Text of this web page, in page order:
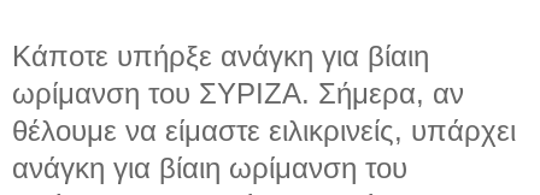
Κάποτε υπήρξε ανάγκη για βίαιη
ωρίμανση του ΣΥΡΙΖΑ. Σήμερα, αν
θέλουμε να είμαστε ειλικρινείς, υπάρχει
ανάγκη για βίαιη ωρίμανση του